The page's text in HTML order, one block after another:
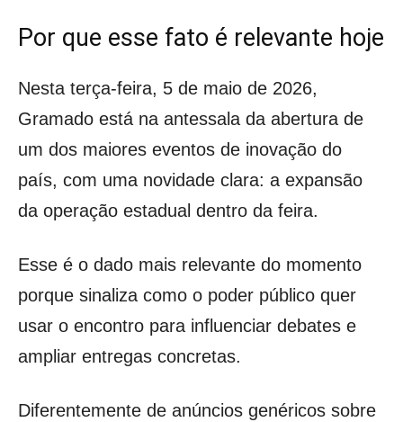
Por que esse fato é relevante hoje
Nesta terça-feira, 5 de maio de 2026,
Gramado está na antessala da abertura de
um dos maiores eventos de inovação do
país, com uma novidade clara: a expansão
da operação estadual dentro da feira.
Esse é o dado mais relevante do momento
porque sinaliza como o poder público quer
usar o encontro para influenciar debates e
ampliar entregas concretas.
Diferentemente de anúncios genéricos sobre